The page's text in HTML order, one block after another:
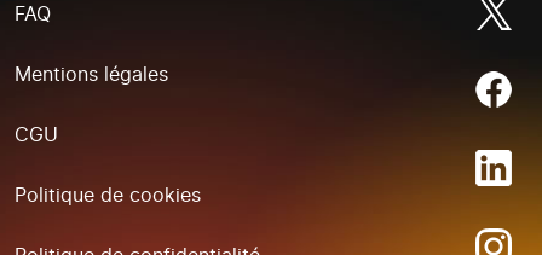
FAQ
Mentions légales
CGU
Politique de cookies